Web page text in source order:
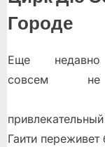
Городе
Еще недавно
совсем не
Гаити